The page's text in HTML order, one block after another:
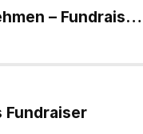
– Fundraiser
Fundraiser